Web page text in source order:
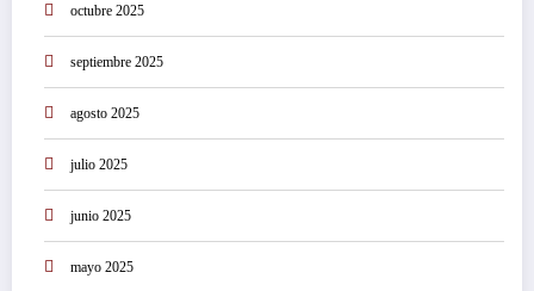
octubre 2025
septiembre 2025
agosto 2025
julio 2025
junio 2025
mayo 2025